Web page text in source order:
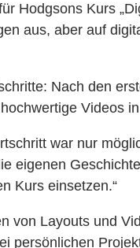
Hodgsons Kurs
aus, aber auf
Nach den
Videos
war nur
eigenen
Kurs einsetzen.“
von Layouts und
persönlichen